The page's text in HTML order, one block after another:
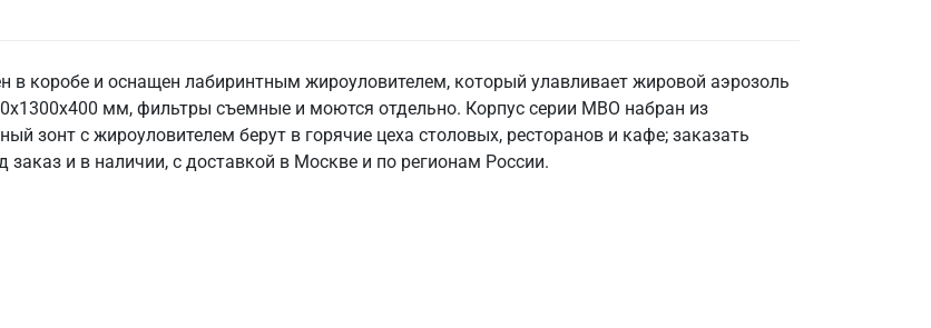
коробе и оснащен лабиринтным жироуловителем, который улавливает жировой аэрозоль
мм, фильтры съемные и моются отдельно. Корпус серии МВО набран из
зонт с жироуловителем берут в горячие цеха столовых, ресторанов и кафе; заказать
и в наличии, с доставкой в Москве и по регионам России.